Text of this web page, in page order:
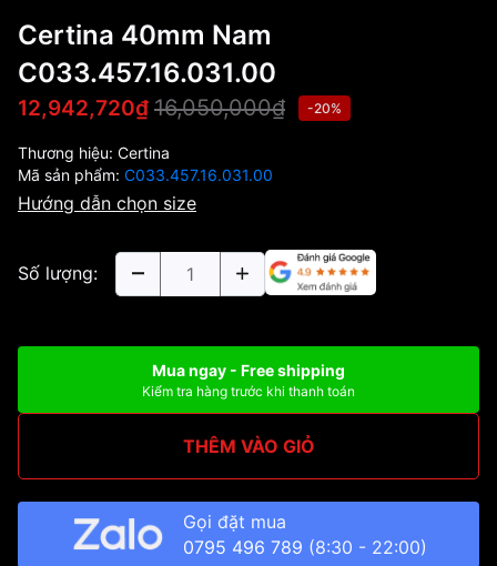
Certina 40mm Nam
C033.457.16.031.00
12,942,720₫ 16,050,000₫ -20%
Thương hiệu: Certina
Mã sản phẩm: C033.457.16.031.00
Hướng dẫn chọn size
Số lượng:
Mua ngay - Free shipping
Kiểm tra hàng trước khi thanh toán
THÊM VÀO GIỎ
Gọi đặt mua
0795 496 789 (8:30 - 22:00)